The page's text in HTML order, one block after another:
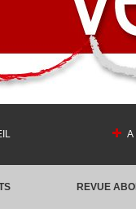
A
REVUE